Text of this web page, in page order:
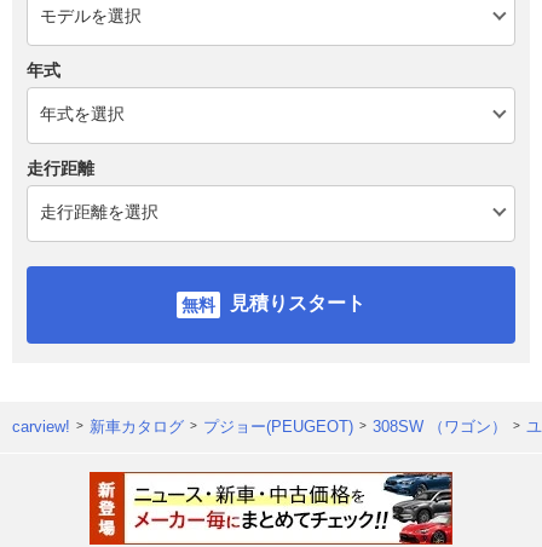
年式
走行距離
見積りスタート
carview! 新車カタログ プジョー(PEUGEOT) 308SW （ワゴン）